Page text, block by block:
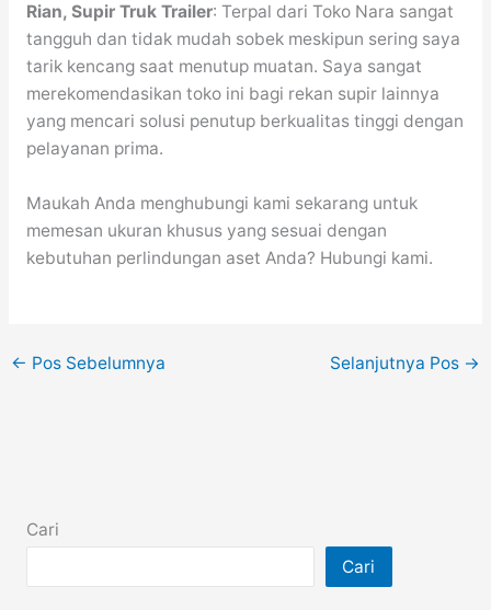
Rian, Supir Truk Trailer: Terpal dari Toko Nara sangat
tangguh dan tidak mudah sobek meskipun sering saya
tarik kencang saat menutup muatan. Saya sangat
merekomendasikan toko ini bagi rekan supir lainnya
yang mencari solusi penutup berkualitas tinggi dengan
pelayanan prima.
Maukah Anda menghubungi kami sekarang untuk
memesan ukuran khusus yang sesuai dengan
kebutuhan perlindungan aset Anda? Hubungi kami.
← Pos Sebelumnya Selanjutnya Pos →
Cari
Cari